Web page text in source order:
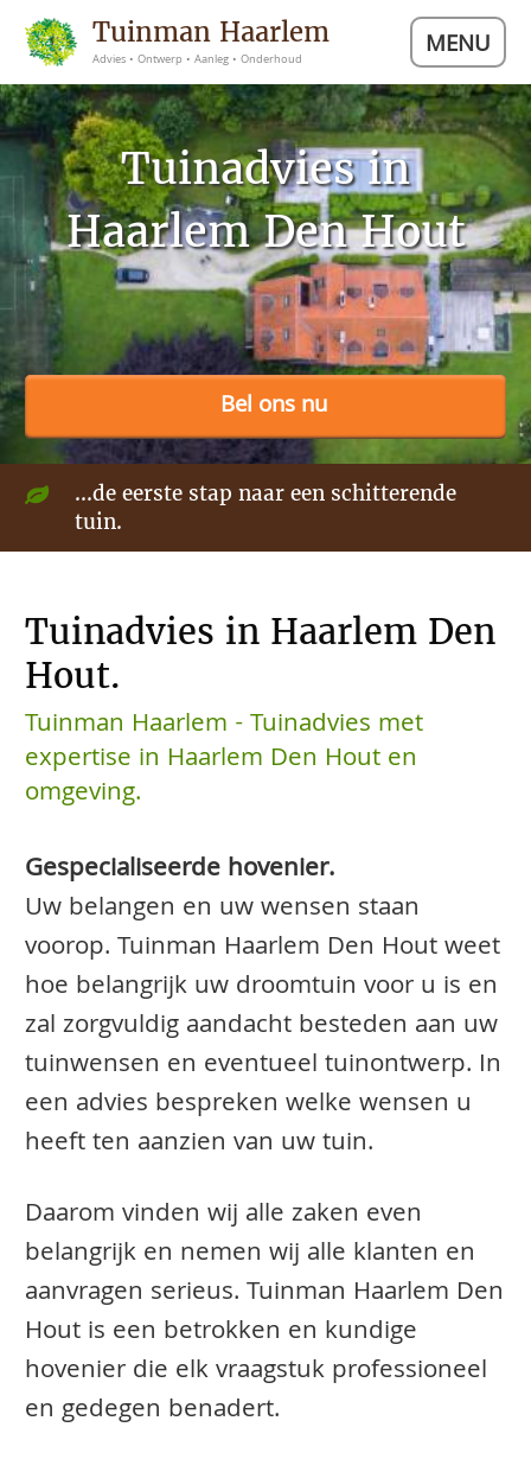
Tuinman Haarlem
Advies • Ontwerp • Aanleg • Onderhoud MENU
Tuinadvies in
Haarlem Den Hout
Bel ons nu
...de eerste stap naar een schitterende
tuin.
Tuinadvies in Haarlem Den
Hout.
Tuinman Haarlem - Tuinadvies met
expertise in Haarlem Den Hout en
omgeving.
Gespecialiseerde hovenier.
Uw belangen en uw wensen staan
voorop. Tuinman Haarlem Den Hout weet
hoe belangrijk uw droomtuin voor u is en
zal zorgvuldig aandacht besteden aan uw
tuinwensen en eventueel tuinontwerp. In
een advies bespreken welke wensen u
heeft ten aanzien van uw tuin.
Daarom vinden wij alle zaken even
belangrijk en nemen wij alle klanten en
aanvragen serieus. Tuinman Haarlem Den
Hout is een betrokken en kundige
hovenier die elk vraagstuk professioneel
en gedegen benadert.